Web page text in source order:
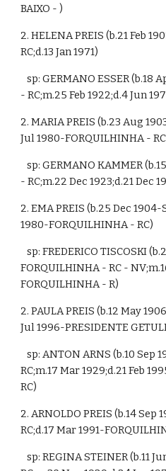
BAIXO - )
2. HELENA PREIS (b.21 Feb
RC;d.13 Jan 1971)
   sp: GERMANO ESSER (b.18 Apr 1898-BRAÇO DO NORTE
- RC;m.25 Feb 1922;d.4 Jun
2. MARIA PREIS (b.23 Aug
Jul 1980-FORQUILHINHA -
   sp: GERMANO KAMMER (b.15 Jan 1900-SÃO MARTINHO
- RC;m.22 Dec 1923;d.21 Dec
2. EMA PREIS (b.25 Dec
1980-FORQUILHINHA - RC)
   sp: FREDERICO TISCOSKI (b.21 Oct 1903-
FORQUILHINHA - RC -
FORQUILHINHA - R)
2. PAULA PREIS (b.12 May
Jul 1996-PRESIDENTE
   sp: ANTON ARNS (b.10 Sep 1904-BRAÇO DO NORTE -
RC;m.17 Mar 1929;d.21 Feb
RC)
2. ARNOLDO PREIS (b.14 Sep
RC;d.17 Mar 1991-
   sp: REGINA STEINER (b.11 Jun 1909-ARMAZÉM -